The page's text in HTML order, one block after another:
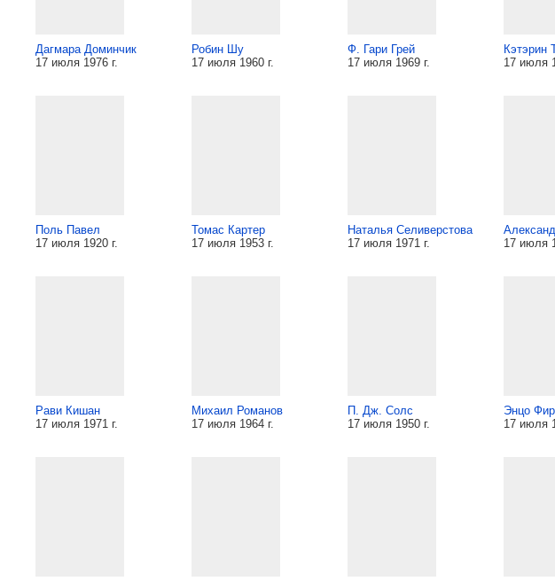
Дагмара Доминчик
17 июля 1976 г.
Робин Шу
17 июля 1960 г.
Ф. Гари Грей
17 июля 1969 г.
Кэтэрин
17 июля
Поль Павел
17 июля 1920 г.
Томас Картер
17 июля 1953 г.
Наталья Селиверстова
17 июля 1971 г.
17 июля
Рави Кишан
17 июля 1971 г.
Михаил Романов
17 июля 1964 г.
П. Дж. Солс
17 июля 1950 г.
Энцо
17 июля